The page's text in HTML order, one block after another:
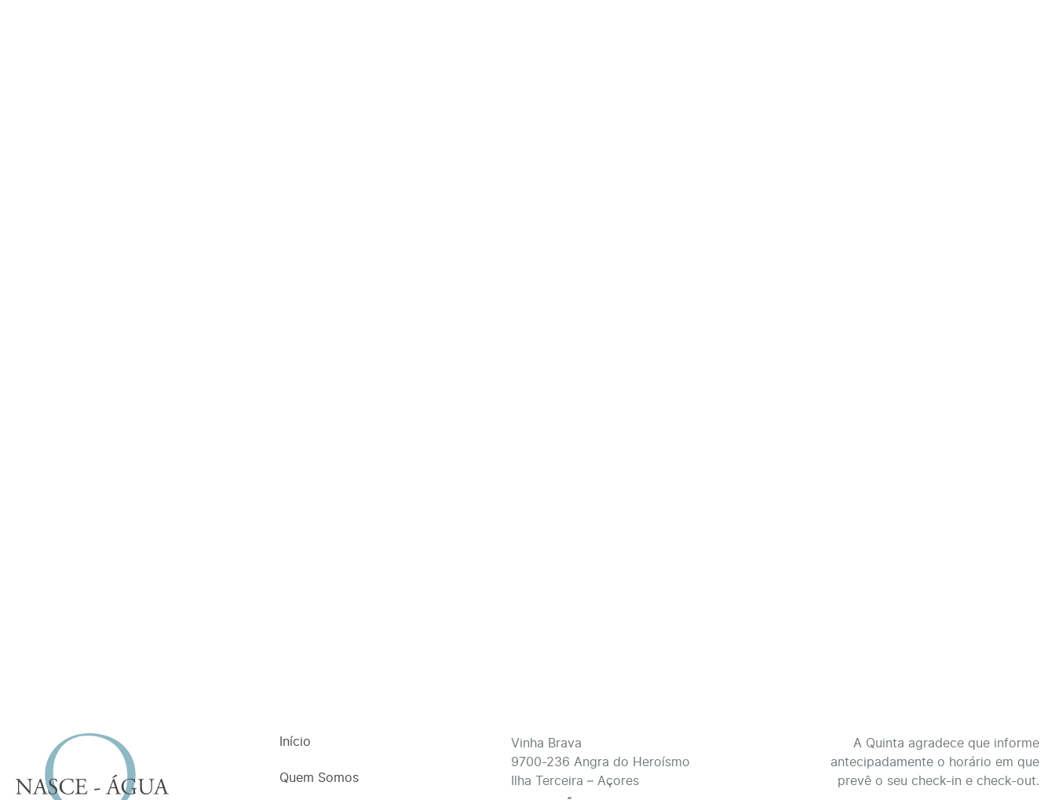
Início
Quem Somos
Vinha Brava
9700-236 Angra do Heroísmo
Ilha Terceira – Açores
A Quinta agradece que informe
antecipadamente o horário em que
prevê o seu check-in e check-out.